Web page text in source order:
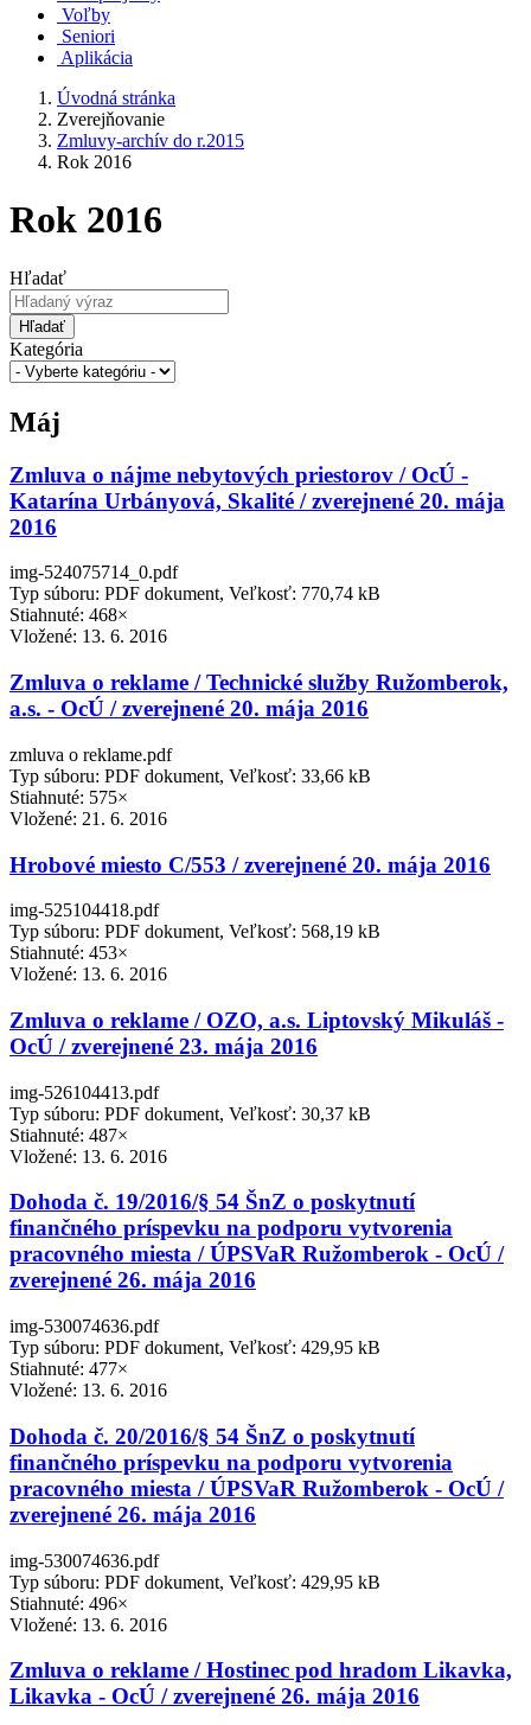
Voľby
Seniori
Aplikácia
Úvodná stránka
Zverejňovanie
Zmluvy-archív do r.2015
Rok 2016
Rok 2016
Hľadať
Hľadať
Kategória
Máj
Zmluva o nájme nebytových priestorov / OcÚ -
Katarína Urbányová, Skalité / zverejnené 20. mája
2016
img-524075714_0.pdf
Typ súboru: PDF dokument, Veľkosť: 770,74 kB
Stiahnuté: 468×
Vložené: 13. 6. 2016
Zmluva o reklame / Technické služby Ružomberok,
a.s. - OcÚ / zverejnené 20. mája 2016
zmluva o reklame.pdf
Typ súboru: PDF dokument, Veľkosť: 33,66 kB
Stiahnuté: 575×
Vložené: 21. 6. 2016
Hrobové miesto C/553 / zverejnené 20. mája 2016
img-525104418.pdf
Typ súboru: PDF dokument, Veľkosť: 568,19 kB
Stiahnuté: 453×
Vložené: 13. 6. 2016
Zmluva o reklame / OZO, a.s. Liptovský Mikuláš -
OcÚ / zverejnené 23. mája 2016
img-526104413.pdf
Typ súboru: PDF dokument, Veľkosť: 30,37 kB
Stiahnuté: 487×
Vložené: 13. 6. 2016
Dohoda č. 19/2016/§ 54 ŠnZ o poskytnutí
finančného príspevku na podporu vytvorenia
pracovného miesta / ÚPSVaR Ružomberok - OcÚ /
zverejnené 26. mája 2016
img-530074636.pdf
Typ súboru: PDF dokument, Veľkosť: 429,95 kB
Stiahnuté: 477×
Vložené: 13. 6. 2016
Dohoda č. 20/2016/§ 54 ŠnZ o poskytnutí
finančného príspevku na podporu vytvorenia
pracovného miesta / ÚPSVaR Ružomberok - OcÚ /
zverejnené 26. mája 2016
img-530074636.pdf
Typ súboru: PDF dokument, Veľkosť: 429,95 kB
Stiahnuté: 496×
Vložené: 13. 6. 2016
Zmluva o reklame / Hostinec pod hradom Likavka,
Likavka - OcÚ / zverejnené 26. mája 2016